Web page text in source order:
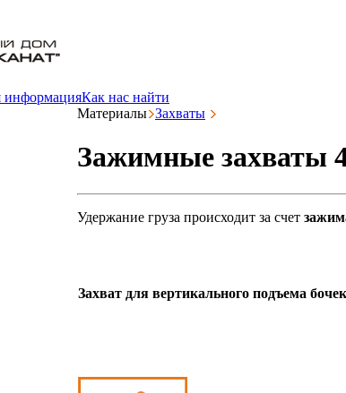
информацияКак нас найти
Материалы Захваты
Зажимные захваты
Удержание груза происходит за счет
Захват для вертикального подъема